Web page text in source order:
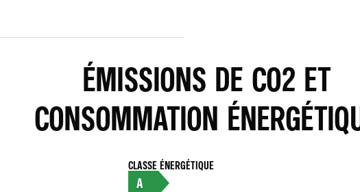
ÉMISSIONS DE CO2 ET
CONSOMMATION
CLASSE ÉNERGÉTIQUE
A